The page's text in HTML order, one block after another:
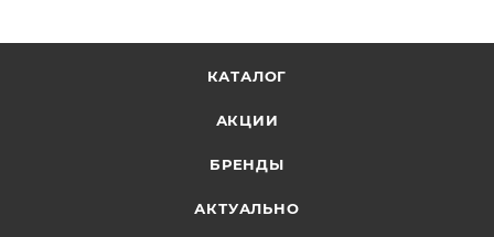
КАТАЛОГ
АКЦИИ
БРЕНДЫ
АКТУАЛЬНО